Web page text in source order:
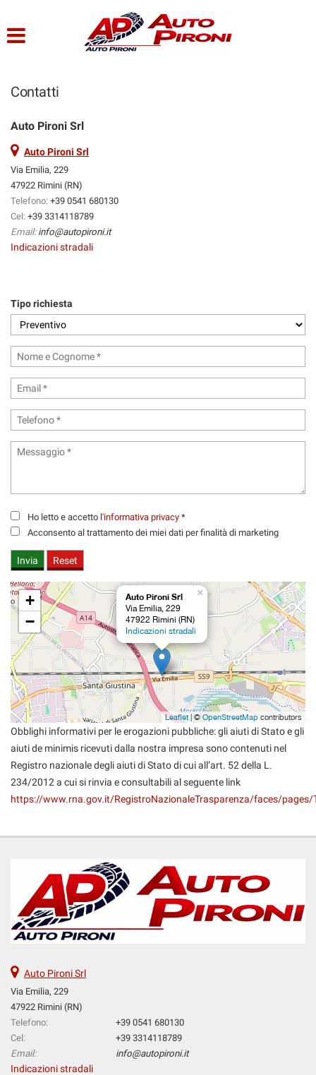
SERVIZI
ACQUISTIAMO USATO
ASSISTENZA
Contatti
Auto Pironi Srl
Auto Pironi Srl
Via Emilia, 229
47922 Rimini (RN)
Telefono: +39 0541 680130
Cel: +39 3314118789
Email: info@autopironi.it
Indicazioni stradali
Tipo richiesta
Ho letto e accetto l'informativa privacy *
Acconsento al trattamento dei miei dati per finalità di marketing
Auto Pironi Srl
Via Emilia, 229
47922 Rimini (RN)
Indicazioni stradali
×
+
−
Leaflet| © OpenStreetMap contributors
Obblighi informativi per le erogazioni pubbliche: gli aiuti di Stato e gli
aiuti de minimis ricevuti dalla nostra impresa sono contenuti nel
Registro nazionale degli aiuti di Stato di cui all’art. 52 della L.
234/2012 a cui si rinvia e consultabili al seguente link
https://www.rna.gov.it/RegistroNazionaleTrasparenza/faces/pages/
Auto Pironi Srl
Via Emilia, 229
47922 Rimini (RN)
Telefono:
+39 0541 680130
Cel:
+39 3314118789
Email:
info@autopironi.it
Indicazioni stradali
tue
seguente
ti
consente
di
tue
preferenze
di
di
tracciamento
che
adottiamo
per
offrire
le
e
svolgere
le
Per
ottenere
informazioni
e
sul
funzionamento
di
questi
strumenti
di
tracciamento
si
rimanda
alla
cookie
Puoi
rivedere
e
qualsiasi
momento.
Cookie necessari
Cookie delle preferenze